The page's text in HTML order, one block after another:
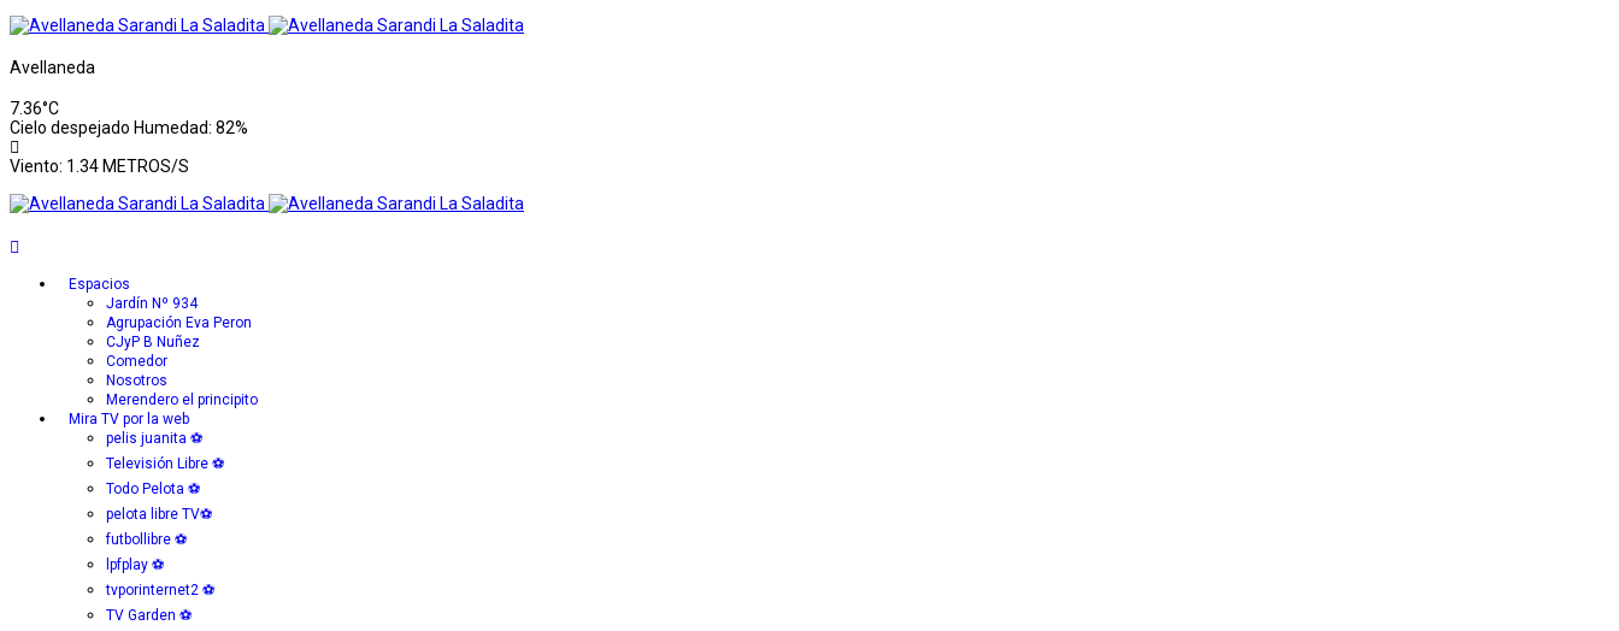
Avellaneda
7.36°C
Cielo despejado Humedad: 82%
Viento: 1.34 METROS/S
Espacios
Jardín Nº 934
Agrupación Eva Peron
CJyP B Nuñez
Comedor
Nosotros
Merendero el principito
Mira TV por la web
pelis juanita ⚽
Televisión Libre ⚽
Todo Pelota ⚽
pelota libre TV⚽
futbollibre ⚽
lpfplay ⚽
tvporinternet2 ⚽
TV Garden ⚽